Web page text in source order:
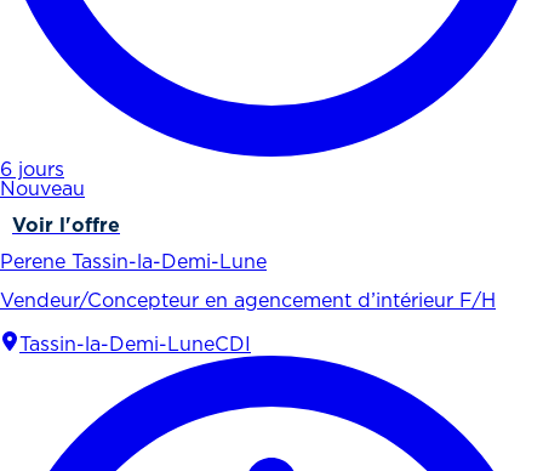
6 jours
Nouveau
Voir l'offre
Perene Tassin-la-Demi-Lune
Vendeur/Concepteur en agencement d’intérieur F/H
Tassin-la-Demi-LuneCDI